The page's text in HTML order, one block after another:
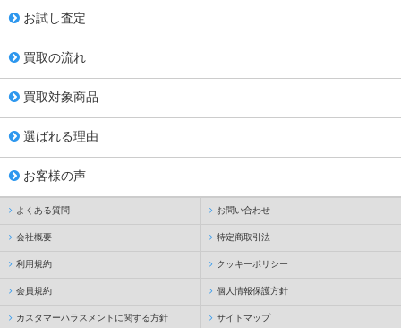
お試し査定
買取の流れ
買取対象商品
選ばれる理由
お客様の声
よくある質問 お問い合わせ
会社概要 特定商取引法
利用規約 クッキーポリシー
会員規約 個人情報保護方針
カスタマーハラスメントに関する方針 サイトマップ